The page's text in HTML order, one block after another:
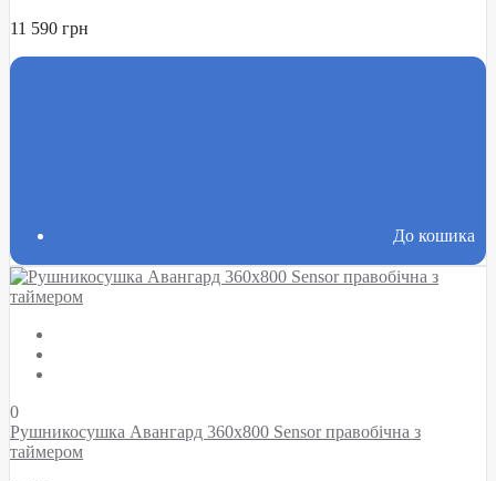
11 590 грн
До кошика
0
Рушникосушка Авангард 360х800 Sensor правобічна з
таймером